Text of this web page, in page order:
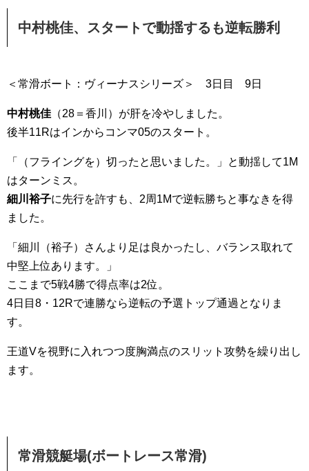
中村桃佳、スタートで動揺するも逆転勝利
＜常滑ボート：ヴィーナスシリーズ＞ 3日目 9日
中村桃佳 （28＝香川）が肝を冷やしました。
後半11Rはインからコンマ05のスタート。
「（フライングを）切ったと思いました。」と動揺して1M
はターンミス。
細川裕子に先行を許すも、2周1Mで逆転勝ちと事なきを得
ました。
「細川（裕子）さんより足は良かったし、バランス取れて
中堅上位あります。」
ここまで5戦4勝で得点率は2位。
4日目8・12Rで連勝なら逆転の予選トップ通過となりま
す。
王道Vを視野に入れつつ度胸満点のスリット攻勢を繰り出し
ます。
常滑競艇場(ボートレース常滑)